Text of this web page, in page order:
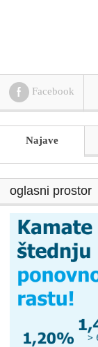
Facebook
Najave
oglasni prostor